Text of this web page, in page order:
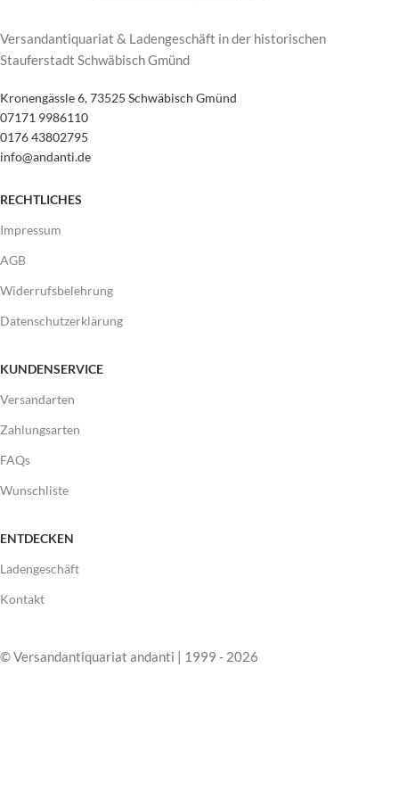
Versandantiquariat & Ladengeschäft in der historischen
Stauferstadt Schwäbisch Gmünd
Kronengässle 6, 73525 Schwäbisch Gmünd
07171 9986110
0176 43802795
info@andanti.de
RECHTLICHES
Impressum
AGB
Widerrufsbelehrung
Datenschutzerklärung
KUNDENSERVICE
Versandarten
Zahlungsarten
FAQs
Wunschliste
ENTDECKEN
Ladengeschäft
Kontakt
© Versandantiquariat andanti | 1999 - 2026